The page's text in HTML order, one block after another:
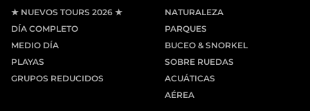
★ NUEVOS TOURS 2026 ★
DÍA COMPLETO
MEDIO DÍA
PLAYAS
GRUPOS REDUCIDOS
NATURALEZA
PARQUES
BUCEO & SNORKEL
SOBRE RUEDAS
ACUÁTICAS
AÉREA